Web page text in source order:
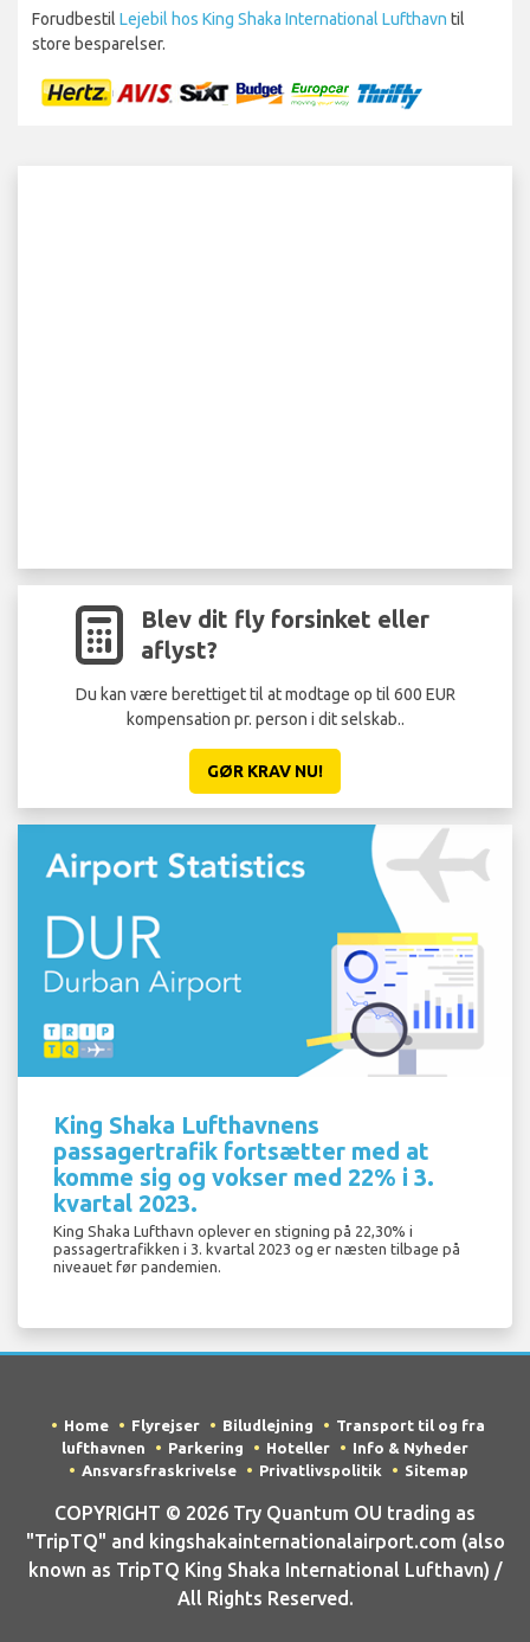
Forudbestil Lejebil hos King Shaka International Lufthavn til
store besparelser.
Blev dit fly forsinket eller
aflyst?
Du kan være berettiget til at modtage op til 600 EUR
kompensation pr. person i dit selskab..
GØR KRAV NU!
King Shaka Lufthavnens
passagertrafik fortsætter med at
komme sig og vokser med 22% i 3.
kvartal 2023.
King Shaka Lufthavn oplever en stigning på 22,30% i
passagertrafikken i 3. kvartal 2023 og er næsten tilbage på
niveauet før pandemien.
Home Flyrejser Biludlejning
Transport til og fra
lufthavnen
Parkering Hoteller
Info & Nyheder
Ansvarsfraskrivelse
Privatlivspolitik Sitemap
COPYRIGHT © 2026 Try Quantum OU trading as
"TripTQ" and kingshakainternationalairport.com (also
known as TripTQ King Shaka International Lufthavn) /
All Rights Reserved.